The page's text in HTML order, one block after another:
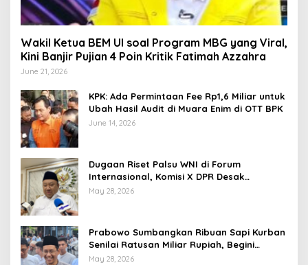
Wakil Ketua BEM UI soal Program MBG yang Viral,
Kini Banjir Pujian 4 Poin Kritik Fatimah Azzahra
June 21, 2026
KPK: Ada Permintaan Fee Rp1,6 Miliar untuk
Ubah Hasil Audit di Muara Enim di OTT BPK
June 14, 2026
Dugaan Riset Palsu WNI di Forum
Internasional, Komisi X DPR Desak
Investigasi dan Penegakan Sanksi Etik
May 28, 2026
Prabowo Sumbangkan Ribuan Sapi Kurban
Senilai Ratusan Miliar Rupiah, Begini
Tanggapan Menkeu Purbaya
May 28, 2026